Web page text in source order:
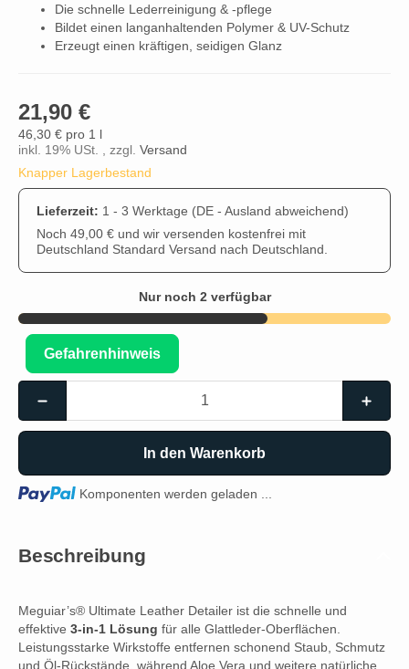
Die schnelle Lederreinigung & -pflege
Bildet einen langanhaltenden Polymer & UV-Schutz
Erzeugt einen kräftigen, seidigen Glanz
21,90 €
46,30 € pro 1 l
inkl. 19% USt. , zzgl. Versand
Knapper Lagerbestand
Lieferzeit: 1 - 3 Werktage (DE - Ausland abweichend)
Noch 49,00 € und wir versenden kostenfrei mit
Deutschland Standard Versand nach Deutschland.
Nur noch 2 verfügbar
Gefahrenhinweis
In den Warenkorb
Loading... Komponenten werden geladen ...
Beschreibung
Meguiar’s® Ultimate Leather Detailer ist die schnelle und
effektive 3-in-1 Lösung für alle Glattleder-Oberflächen.
Leistungsstarke Wirkstoffe entfernen schonend Staub, Schmutz
und Öl-Rückstände, während Aloe Vera und weitere natürliche